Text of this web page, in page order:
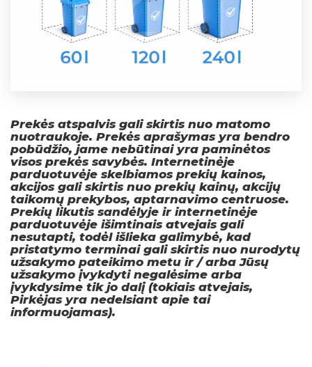
Prekės atspalvis gali skirtis nuo matomo
nuotraukoje. Prekės aprašymas yra bendro
pobūdžio, jame nebūtinai yra paminėtos
visos prekės savybės. Internetinėje
parduotuvėje skelbiamos prekių kainos,
akcijos gali skirtis nuo prekių kainų, akcijų
taikomų prekybos, aptarnavimo centruose.
Prekių likutis sandėlyje ir internetinėje
parduotuvėje išimtinais atvejais gali
nesutapti, todėl išlieka galimybė, kad
pristatymo terminai gali skirtis nuo nurodytų
užsakymo pateikimo metu ir / arba Jūsų
užsakymo įvykdyti negalėsime arba
įvykdysime tik jo dalį (tokiais atvejais,
Pirkėjas yra nedelsiant apie tai
informuojamas).